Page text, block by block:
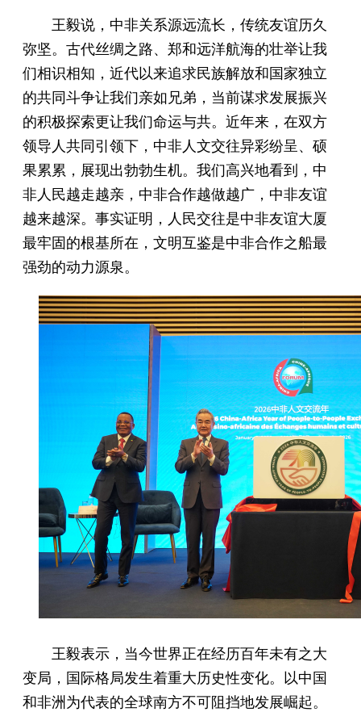
王毅说，中非关系源远流长，传统友谊历久
弥坚。古代丝绸之路、郑和远洋航海的壮举让我
们相识相知，近代以来追求民族解放和国家独立
的共同斗争让我们亲如兄弟，当前谋求发展振兴
的积极探索更让我们命运与共。近年来，在双方
领导人共同引领下，中非人文交往异彩纷呈、硕
果累累，展现出勃勃生机。我们高兴地看到，中
非人民越走越亲，中非合作越做越广，中非友谊
越来越深。事实证明，人民交往是中非友谊大厦
最牢固的根基所在，文明互鉴是中非合作之船最
强劲的动力源泉。
王毅表示，当今世界正在经历百年未有之大
变局，国际格局发生着重大历史性变化。以中国
和非洲为代表的全球南方不可阻挡地发展崛起。